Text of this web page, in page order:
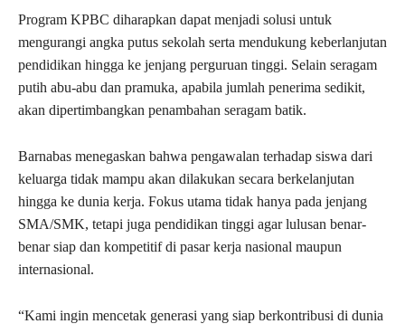
Program KPBC diharapkan dapat menjadi solusi untuk
mengurangi angka putus sekolah serta mendukung keberlanjutan
pendidikan hingga ke jenjang perguruan tinggi. Selain seragam
putih abu-abu dan pramuka, apabila jumlah penerima sedikit,
akan dipertimbangkan penambahan seragam batik.
Barnabas menegaskan bahwa pengawalan terhadap siswa dari
keluarga tidak mampu akan dilakukan secara berkelanjutan
hingga ke dunia kerja. Fokus utama tidak hanya pada jenjang
SMA/SMK, tetapi juga pendidikan tinggi agar lulusan benar-
benar siap dan kompetitif di pasar kerja nasional maupun
internasional.
“Kami ingin mencetak generasi yang siap berkontribusi di dunia